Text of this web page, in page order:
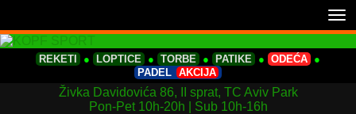
REKETI ● LOPTICE ● TORBE ● PATIKE ● ODEĆA ●
PADEL AKCIJA
Živka Davidovića 86, II sprat, TC Aviv Park
Pon-Pet 10h-20h | Sub 10h-16h